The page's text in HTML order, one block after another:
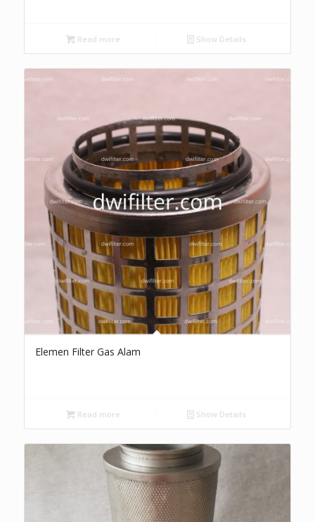
Read more Show Details
Elemen Filter Gas Alam
Read more Show Details